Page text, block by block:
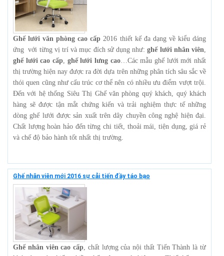
Ghế lưới văn phòng cao cấp 2016 thiết kế đa dạng về kiểu dáng
ứng với từng vị trí và mục đích sử dụng như:ghế lưới nhân viên,
ghế lưới cao cấp, ghế lưới lưng cao…Các mẫu ghế lưới mới nhất
thị trường hiện nay được ra đời dựa trên những phân tích sâu sắc về
thói quen cũng như cấu trúc cơ thể nên có nhiều ưu điểm vượt trội.
Đến với hệ thống Siêu Thị Ghế văn phòng quý khách, quý khách
hàng sẽ được tận mắt chứng kiến và trải nghiệm thực tế những
dòng ghế lưới được sản xuất trên dây chuyền công nghệ hiện đại.
Chất lượng hoàn hảo đến từng chi tiết, thoải mái, tiện dụng, giá rẻ
và chế độ bảo hành tốt nhất thị trường.
Ghế nhân viên mới 2016 sự cải tiến đầy táo bạo
Ghế nhân viên cao cấp , chất lượng của nội thất Tiến Thành là từ